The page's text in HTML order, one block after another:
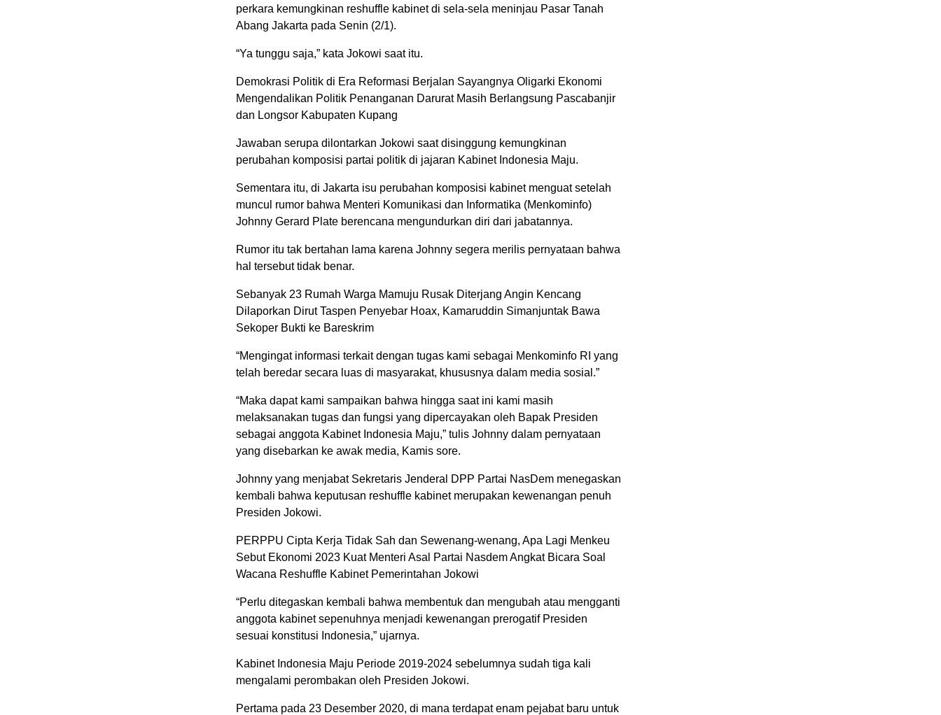
perkara kemungkinan reshuffle kabinet di sela-sela meninjau Pasar Tanah
Abang Jakarta pada Senin (2/1).
“Ya tunggu saja,” kata Jokowi saat itu.
Demokrasi Politik di Era Reformasi Berjalan Sayangnya Oligarki Ekonomi
Mengendalikan Politik Penanganan Darurat Masih Berlangsung Pascabanjir
dan Longsor Kabupaten Kupang
Jawaban serupa dilontarkan Jokowi saat disinggung kemungkinan
perubahan komposisi partai politik di jajaran Kabinet Indonesia Maju.
Sementara itu, di Jakarta isu perubahan komposisi kabinet menguat setelah
muncul rumor bahwa Menteri Komunikasi dan Informatika (Menkominfo)
Johnny Gerard Plate berencana mengundurkan diri dari jabatannya.
Rumor itu tak bertahan lama karena Johnny segera merilis pernyataan bahwa
hal tersebut tidak benar.
Sebanyak 23 Rumah Warga Mamuju Rusak Diterjang Angin Kencang
Dilaporkan Dirut Taspen Penyebar Hoax, Kamaruddin Simanjuntak Bawa
Sekoper Bukti ke Bareskrim
“Mengingat informasi terkait dengan tugas kami sebagai Menkominfo RI yang
telah beredar secara luas di masyarakat, khususnya dalam media sosial.”
“Maka dapat kami sampaikan bahwa hingga saat ini kami masih
melaksanakan tugas dan fungsi yang dipercayakan oleh Bapak Presiden
sebagai anggota Kabinet Indonesia Maju,” tulis Johnny dalam pernyataan
yang disebarkan ke awak media, Kamis sore.
Johnny yang menjabat Sekretaris Jenderal DPP Partai NasDem menegaskan
kembali bahwa keputusan reshuffle kabinet merupakan kewenangan penuh
Presiden Jokowi.
PERPPU Cipta Kerja Tidak Sah dan Sewenang-wenang, Apa Lagi Menkeu
Sebut Ekonomi 2023 Kuat Menteri Asal Partai Nasdem Angkat Bicara Soal
Wacana Reshuffle Kabinet Pemerintahan Jokowi
“Perlu ditegaskan kembali bahwa membentuk dan mengubah atau mengganti
anggota kabinet sepenuhnya menjadi kewenangan prerogatif Presiden
sesuai konstitusi Indonesia,” ujarnya.
Kabinet Indonesia Maju Periode 2019-2024 sebelumnya sudah tiga kali
mengalami perombakan oleh Presiden Jokowi.
Pertama pada 23 Desember 2020, di mana terdapat enam pejabat baru untuk